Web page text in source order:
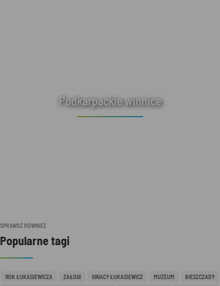
Podkarpackie winnice
SPRAWDŹ RÓWNIEŻ
Popularne tagi
ROK ŁUKASIEWICZA ZAŁOGI IGNACY ŁUKASIEWICZ MUZEUM
BIESZCZADY